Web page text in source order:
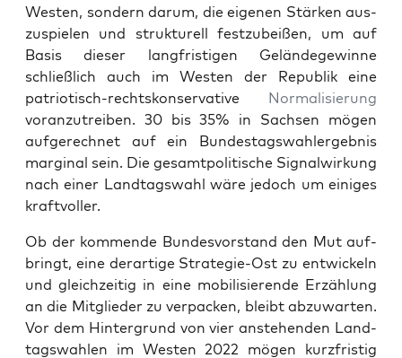
Wes­ten, son­dern dar­um, die eige­nen Stär­ken aus­
zu­spie­len und struk­tu­rell fest­zu­bei­ßen, um auf
Basis die­ser lang­fris­ti­gen Gelän­de­ge­win­ne
schließ­lich auch im Wes­ten der Repu­blik eine
patrio­tisch-rechts­kon­ser­va­ti­ve Nor­ma­li­sie­rung
vor­an­zu­trei­ben. 30 bis 35% in Sach­sen mögen
auf­ge­rech­net auf ein Bun­des­tags­wahl­er­geb­nis
mar­gi­nal sein. Die gesamt­po­li­ti­sche Signal­wir­kung
nach einer Land­tags­wahl wäre jedoch um eini­ges
kraftvoller.
Ob der kom­men­de Bun­des­vor­stand den Mut auf­
bringt, eine der­ar­ti­ge Stra­te­gie-Ost zu ent­wi­ckeln
und gleich­zei­tig in eine mobi­li­sie­ren­de Erzäh­lung
an die Mit­glie­der zu ver­pa­cken, bleibt abzu­war­ten.
Vor dem Hin­ter­grund von vier anste­hen­den Land­
tags­wah­len im Wes­ten 2022 mögen kurz­fris­tig